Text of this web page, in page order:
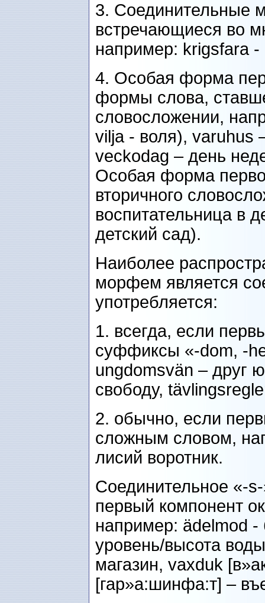
3. Соединительные
встречающиеся во
например: krigsfara -
4. Особая форма
формы слова,
словосложении,
vilja - воля), varuhus
veckodag – день
Особая форма
вторичного
воспитательница в
детский сад).
Наиболее
морфем является
употребляется:
1. всегда, если
суффиксы «-dom, -
ungdomsvän – друг
свободу,
2. обычно, если
сложным словом,
лисий воротник.
Соединительное «-
первый компонент
например: ädelmod -
уровень/высота
магазин, vaxduk
[гар»а:шинфа:т] –